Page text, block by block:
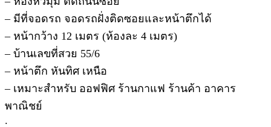
– มีที่จอดรถ จอดรถฝั่งติดซอยและหน้าตึกได้
– หน้ากว้าง 12 เมตร (ห้องละ 4 เมตร)
– บ้านเลขที่สวย 55/6
– หน้าตึก หันทิศ เหนือ
– เหมาะสำหรับ ออฟฟิศ ร้านกาแฟ ร้านค้า อาคาร
พาณิชย์
.